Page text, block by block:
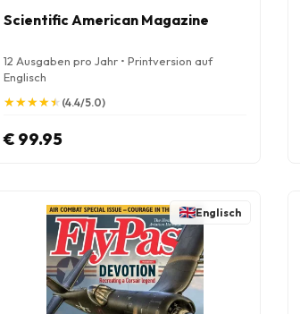
Scientific American Magazine
12 Ausgaben pro Jahr • Printversion auf
Englisch
★
★★
★★
★★
★★
★ (4.4/5.0)
€ 99.95
Englisch